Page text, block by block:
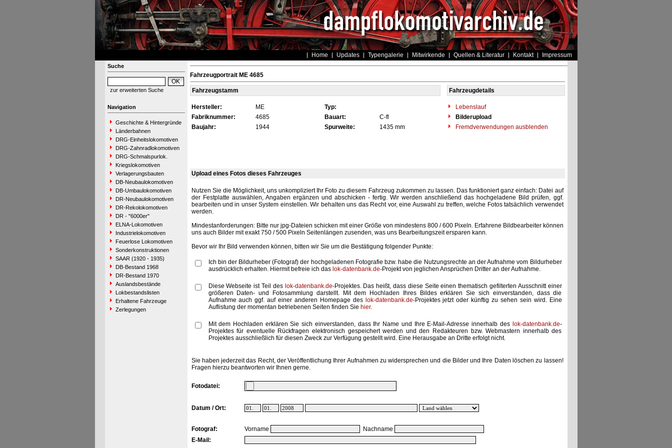
Home Updates Typengalerie Mitwirkende Quellen & Literatur Kontakt Impressum
Suche
zur erweiterten Suche
Navigation
Geschichte & Hintergründe
Länderbahnen
DRG-Einheitslokomotiven
DRG-Zahnradlokomotiven
DRG-Schmalspurlok.
Kriegslokomotiven
Verlagerungsbauten
DB-Neubaulokomotiven
DB-Umbaulokomotiven
DR-Neubaulokomotiven
DR-Rekolokomotiven
DR - "6000er"
ELNA-Lokomotiven
Industrielokomotiven
Feuerlose Lokomotiven
Sonderkonstruktionen
SAAR (1920 - 1935)
DB-Bestand 1968
DR-Bestand 1970
Auslandsbestände
Lokbestandslisten
Erhaltene Fahrzeuge
Zerlegungen
Fahrzeugportrait ME 4685
Fahrzeugstamm Fahrzeugdetails
Hersteller: ME Typ:
Lebenslauf
Fabriknummer:
4685 Bauart: C-fl
Bilderupload
Baujahr:
1944 Spurweite: 1435 mm Fremdverwendungen ausblenden
Upload eines Fotos dieses Fahrzeuges
Nutzen Sie die Möglichkeit, uns unkompliziert Ihr Foto zu diesem Fahrzeug zukommen zu lassen. Das funktioniert ganz einfach: Datei auf
der Festplatte auswählen, Angaben ergänzen und abschicken - fertig. Wir werden anschließend das hochgeladene Bild prüfen, ggf.
bearbeiten und in unser System einstellen. Wir behalten uns das Recht vor, eine Auswahl zu treffen, welche Fotos tatsächlich verwendet
werden.
Mindestanforderungen: Bitte nur jpg-Dateien schicken mit einer Größe von mindestens 800 / 600 Pixeln. Erfahrene Bildbearbeiter können
uns auch Bilder mit exakt 750 / 500 Pixeln Seitenlängen zusenden, was uns Bearbeitungszeit ersparen kann.
Bevor wir Ihr Bild verwenden können, bitten wir Sie um die Bestätigung folgender Punkte:
Ich bin der Bildurheber (Fotograf) der hochgeladenen Fotografie bzw. habe die Nutzungsrechte an der Aufnahme vom Bildurheber
ausdrücklich erhalten. Hiermit befreie ich das lok-datenbank.de-Projekt von jeglichen Ansprüchen Dritter an der Aufnahme.
Diese Webseite ist Teil des lok-datenbank.de-Projektes. Das heißt, dass diese Seite einen thematisch gefilterten Ausschnitt einer
größeren Daten- und Fotosammlung darstellt. Mit dem Hochladen Ihres Bildes erklären Sie sich einverstanden, dass die
Aufnahme auch ggf. auf einer anderen Homepage des lok-datenbank.de-Projektes jetzt oder künftig zu sehen sein wird. Eine
Auflistung der momentan betriebenen Seiten finden Sie hier.
Mit dem Hochladen erklären Sie sich einverstanden, dass Ihr Name und Ihre E-Mail-Adresse innerhalb des lok-datenbank.de-
Projektes für eventuelle Rückfragen elektronisch gespeichert werden und den Redakteuren bzw. Webmastern innerhalb des
Projektes ausschließlich für diesen Zweck zur Verfügung gestellt wird. Eine Herausgabe an Dritte erfolgt nicht.
Sie haben jederzeit das Recht, der Veröffentlichung Ihrer Aufnahmen zu widersprechen und die Bilder und Ihre Daten löschen zu lassen!
Fragen hierzu beantworten wir Ihnen gerne.
Fotodatei:
Datum / Ort:
Fotograf: Vorname
Nachname
E-Mail: